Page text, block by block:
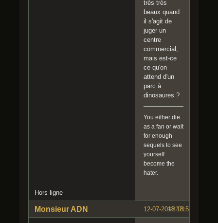
très très
beaux quand
il s'agit de
juger un
centre
commercial,
mais est-ce
ce qu'on
attend d'un
parc à
dinosaures ?
You either die
as a fan or wait
for enough
sequels to see
yourself
become the
hater.
Hors ligne
#2271
12-07-2018 18:54:25
Monsieur ADN